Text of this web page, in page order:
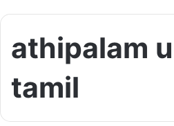
athipalam
tamil